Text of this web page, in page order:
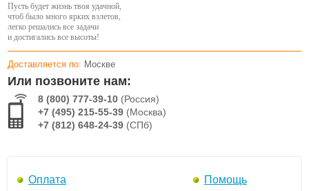
Пусть будет жизнь твоя удачной,
чтоб было много ярких взлетов,
легко решались все задачи
и достигались все высоты!
Доставляется по: Москве
Или позвоните нам:
8 (800) 777-39-10 (Россия)
+7 (495) 215-55-39 (Москва)
+7 (812) 648-24-39 (СПб)
Оплата
Помощь